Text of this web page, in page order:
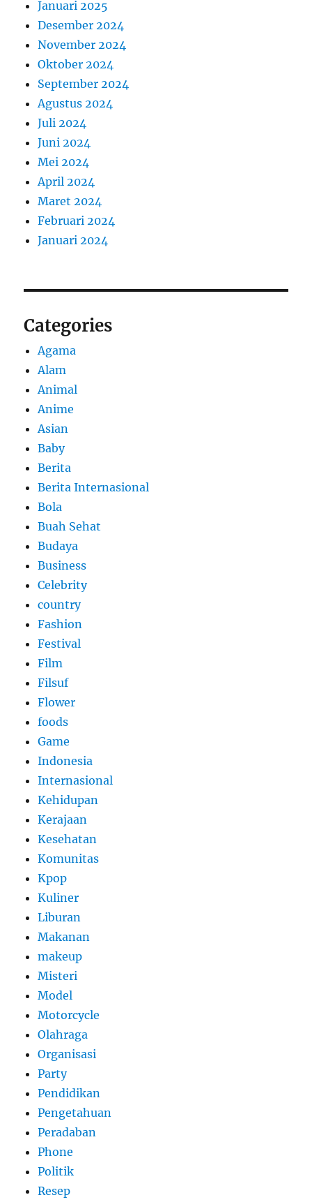
Januari 2025
Desember 2024
November 2024
Oktober 2024
September 2024
Agustus 2024
Juli 2024
Juni 2024
Mei 2024
April 2024
Maret 2024
Februari 2024
Januari 2024
Categories
Agama
Alam
Animal
Anime
Asian
Baby
Berita
Berita Internasional
Bola
Buah Sehat
Budaya
Business
Celebrity
country
Fashion
Festival
Film
Filsuf
Flower
foods
Game
Indonesia
Internasional
Kehidupan
Kerajaan
Kesehatan
Komunitas
Kpop
Kuliner
Liburan
Makanan
makeup
Misteri
Model
Motorcycle
Olahraga
Organisasi
Party
Pendidikan
Pengetahuan
Peradaban
Phone
Politik
Resep